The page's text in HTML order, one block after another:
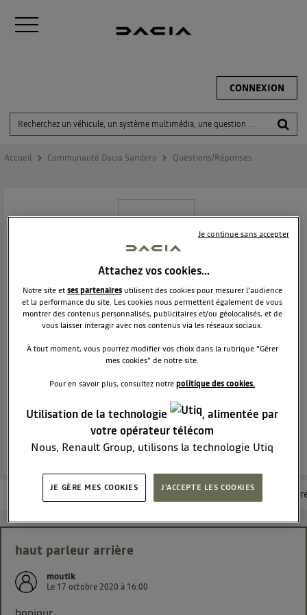
CONNEXION
Accueil Communauté Dacia Sandero Questions/Réponses
DACIA SANDERO
CITADINE DACIA
12216membres
Dacia Sandero - La berline moderne et attractive
REJOINDRE
Les questions de la communauté Les articles Consultez la
haut parleur arrière
moutik
Le 17 octobre 2020 à 16:00
Attachez vos cookies…
Notre site etses partenairesutilisent des cookies pour mesurer l'audience
et la performance du site. Les cookies nous permettent également de vous
montrer des contenus personnalisés, publicitaires et/ou géolocalisés, et de
vous laisser interagir avec nos contenus via les réseaux sociaux.
À tout moment, vous pourrez modifier vos choix dans la rubrique "Gérer
mes cookies" de notre site.
Pour en savoir plus, consultez notrepolitique des cookies.
Utilisation de la technologie
, alimentée par
votre opérateur télécom
Nous, Renault Group, utilisons la technologie Utiq
cette notice de consentement) et liées à votre
télécom participantet que vous consentez sur
chaque site).
La technologie Utiq a été conçue pour la protection
de vos données personnelles en vous offrant choix et
contrôle.
Elle utilise un identifiant créé par votre opérateur
JE GÈRE MES COOKIES J'ACCEPTE LES COOKIES
Je continue sans accepter